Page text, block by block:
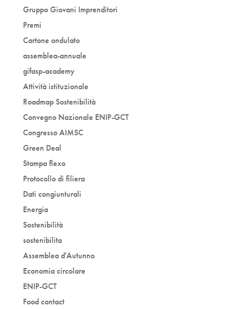
Gruppo Giovani Imprenditori
Premi
Cartone ondulato
assemblea-annuale
gifasp-academy
Attività istituzionale
Roadmap Sostenibilità
Convegno Nazionale ENIP-GCT
Congresso AIMSC
Green Deal
Stampa flexo
Protocollo di filiera
Dati congiunturali
Energia
Sostenibilità
sostenibilita
Assemblea d'Autunno
Economia circolare
ENIP-GCT
Food contact